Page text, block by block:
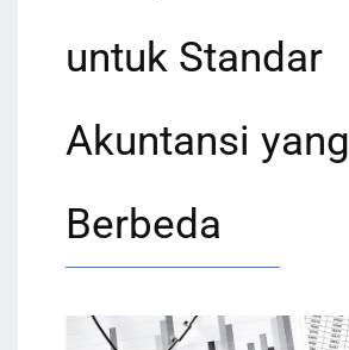
untuk Standar
Akuntansi yang
Berbeda